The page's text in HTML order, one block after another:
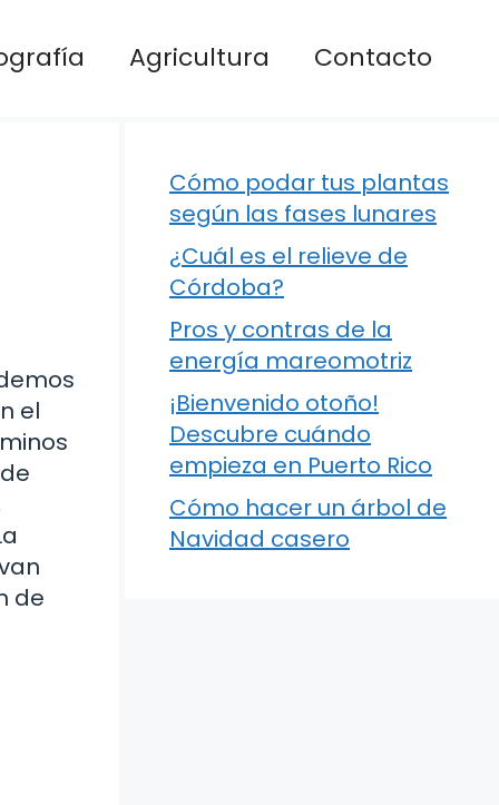
Agricultura Contacto
el
de
Cómo podar tus plantas
según las fases lunares
¿Cuál es el relieve de
Córdoba?
Pros y contras de la
energía mareomotriz
¡Bienvenido otoño!
Descubre cuándo
empieza en Puerto Rico
Cómo hacer un árbol de
Navidad casero